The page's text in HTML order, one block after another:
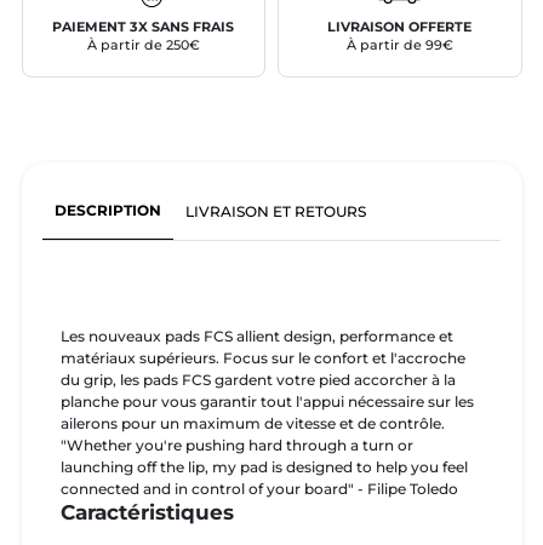
PAIEMENT 3X SANS FRAIS
À partir de 250€
LIVRAISON OFFERTE
À partir de 99€
DESCRIPTION LIVRAISON ET RETOURS
Les nouveaux pads FCS allient design, performance et
matériaux supérieurs. Focus sur le confort et l'accroche
du grip, les pads FCS gardent votre pied accorcher à la
planche pour vous garantir tout l'appui nécessaire sur les
ailerons pour un maximum de vitesse et de contrôle.
"Whether you're pushing hard through a turn or
launching off the lip, my pad is designed to help you feel
connected and in control of your board" - Filipe Toledo
Caractéristiques